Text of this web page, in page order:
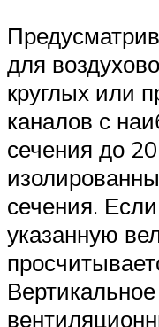
для
круглых или
каналов с
сечения до
сечения.
указанную